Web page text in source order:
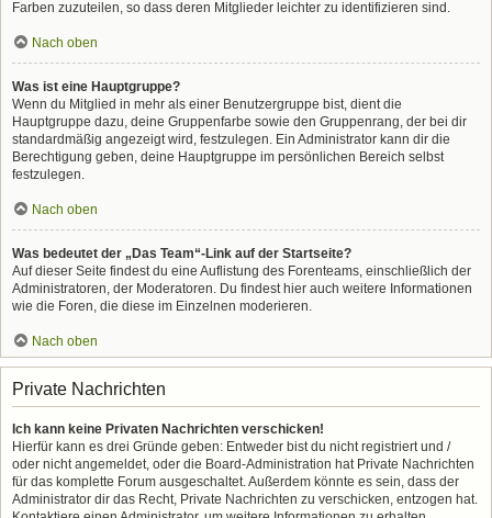
Farben zuzuteilen, so dass deren Mitglieder leichter zu identifizieren sind.
Nach oben
Was ist eine Hauptgruppe?
Wenn du Mitglied in mehr als einer Benutzergruppe bist, dient die
Hauptgruppe dazu, deine Gruppenfarbe sowie den Gruppenrang, der bei dir
standardmäßig angezeigt wird, festzulegen. Ein Administrator kann dir die
Berechtigung geben, deine Hauptgruppe im persönlichen Bereich selbst
festzulegen.
Nach oben
Was bedeutet der „Das Team“-Link auf der Startseite?
Auf dieser Seite findest du eine Auflistung des Forenteams, einschließlich der
Administratoren, der Moderatoren. Du findest hier auch weitere Informationen
wie die Foren, die diese im Einzelnen moderieren.
Nach oben
Private Nachrichten
Ich kann keine Privaten Nachrichten verschicken!
Hierfür kann es drei Gründe geben: Entweder bist du nicht registriert und /
oder nicht angemeldet, oder die Board-Administration hat Private Nachrichten
für das komplette Forum ausgeschaltet. Außerdem könnte es sein, dass der
Administrator dir das Recht, Private Nachrichten zu verschicken, entzogen hat.